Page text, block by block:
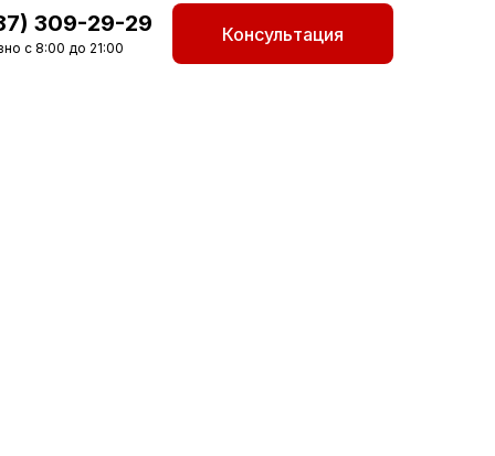
Консультация
309-29-29
с 8:00 до 21:00